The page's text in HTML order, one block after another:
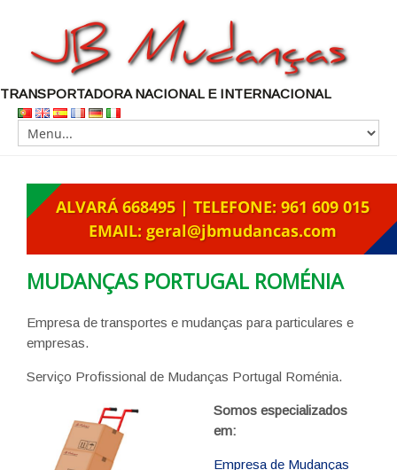
TRANSPORTADORA NACIONAL E INTERNACIONAL
MUDANÇAS PORTUGAL ROMÉNIA
Empresa de transportes e mudanças para particulares e
empresas.
Serviço Profissional de Mudanças Portugal Roménia.
Somos especializados
em:
Empresa de Mudanças